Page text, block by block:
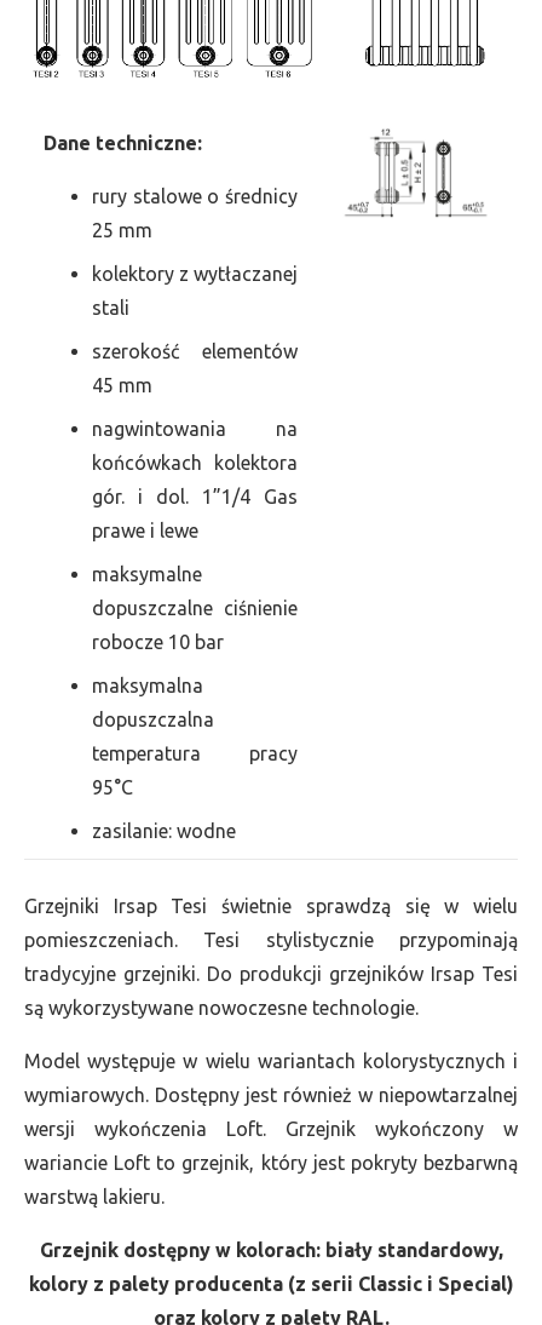
Dane techniczne:
rury stalowe o średnicy
25 mm
kolektory z wytłaczanej
stali
szerokość elementów
45 mm
nagwintowania na
końcówkach kolektora
gór. i dol. 1”1/4 Gas
prawe i lewe
maksymalne
dopuszczalne ciśnienie
robocze 10 bar
maksymalna
dopuszczalna
temperatura pracy
95°C
zasilanie: wodne
Grzejniki Irsap Tesi świetnie sprawdzą się w wielu
pomieszczeniach. Tesi stylistycznie przypominają
tradycyjne grzejniki. Do produkcji grzejników Irsap Tesi
są wykorzystywane nowoczesne technologie.
Model występuje w wielu wariantach kolorystycznych i
wymiarowych. Dostępny jest również w niepowtarzalnej
wersji wykończenia Loft. Grzejnik wykończony w
wariancie Loft to grzejnik, który jest pokryty bezbarwną
warstwą lakieru.
Grzejnik dostępny w kolorach: biały standardowy,
kolory z palety producenta (z serii Classic i Special)
oraz kolory z palety RAL.